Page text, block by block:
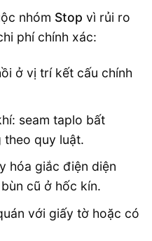
nhóm Stop vì rủi ro
phí chính xác:
ở vị trí kết cấu chính
seam taplo bất
theo quy luật.
hóa giắc điện diện
cũ ở hốc kín.
với giấy tờ hoặc có